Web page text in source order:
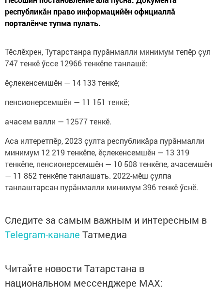
республикӑн право информацийӗн официаллӑ
порталӗнче тупма пулать.
Тӗслӗхрен, Тутарстанра пурӑнмалли минимум тепӗр çул
747 тенкӗ ӳссе 12966 тенкӗпе танлашӗ:
ӗçлекенсемшĕн — 14 133 тенкӗ;
пенсионерсемшӗн — 11 151 тенкӗ;
ачасем валли — 12577 тенкӗ.
Аса илтеретпӗр, 2023 çулта республикӑра пурӑнмалли
минимум 12 219 тенкĕпе, ӗçлекенсемшĕн — 13 319
тенкӗпе, пенсионерсемшӗн — 10 508 тенкӗпе, ачасемшӗн
— 11 852 тенкӗпе танлашать. 2022-мӗш çулпа
танлаштарсан пурӑнмалли минимум 396 тенкӗ ӳснӗ.
Следите за самым важным и интересным в
Telegram-канале Татмедиа
Читайте новости Татарстана в
национальном мессенджере MАХ: